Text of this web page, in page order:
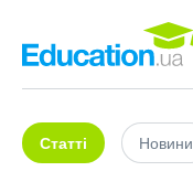
Статті Новини